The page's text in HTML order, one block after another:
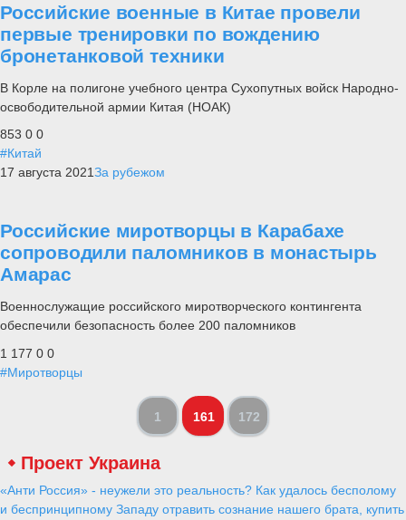
Российские военные в Китае провели
первые тренировки по вождению
бронетанковой техники
В Корле на полигоне учебного центра Сухопутных войск Народно-
освободительной армии Китая (НОАК)
853 0 0
#Китай
17 августа 2021За рубежом
Российские миротворцы в Карабахе
сопроводили паломников в монастырь
Амарас
Военнослужащие российского миротворческого контингента
обеспечили безопасность более 200 паломников
1 177 0 0
#Миротворцы
1 161 172
Проект Украина
«Анти Россия» - неужели это реальность? Как удалось бесполому
и беспринципному Западу отравить сознание нашего брата, купить